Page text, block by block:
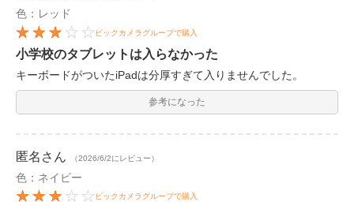
色：レッド
ビックカメラグループで購入
小学校のタブレットは入らなかった
キーボードがついたiPadは分厚すぎて入りませんでした。
参考になった
匿名 さん （2026/6/2にレビュー）
色：ネイビー
ビックカメラグループで購入